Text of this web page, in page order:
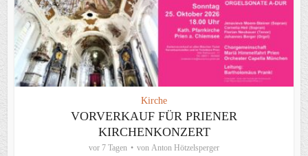
Kirche
VORVERKAUF FÜR PRIENER
KIRCHENKONZERT
vor 7 Tagen von Anton Hötzelsperger